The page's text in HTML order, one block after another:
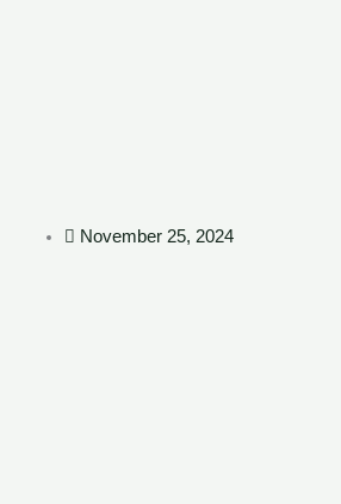
November 25, 2024